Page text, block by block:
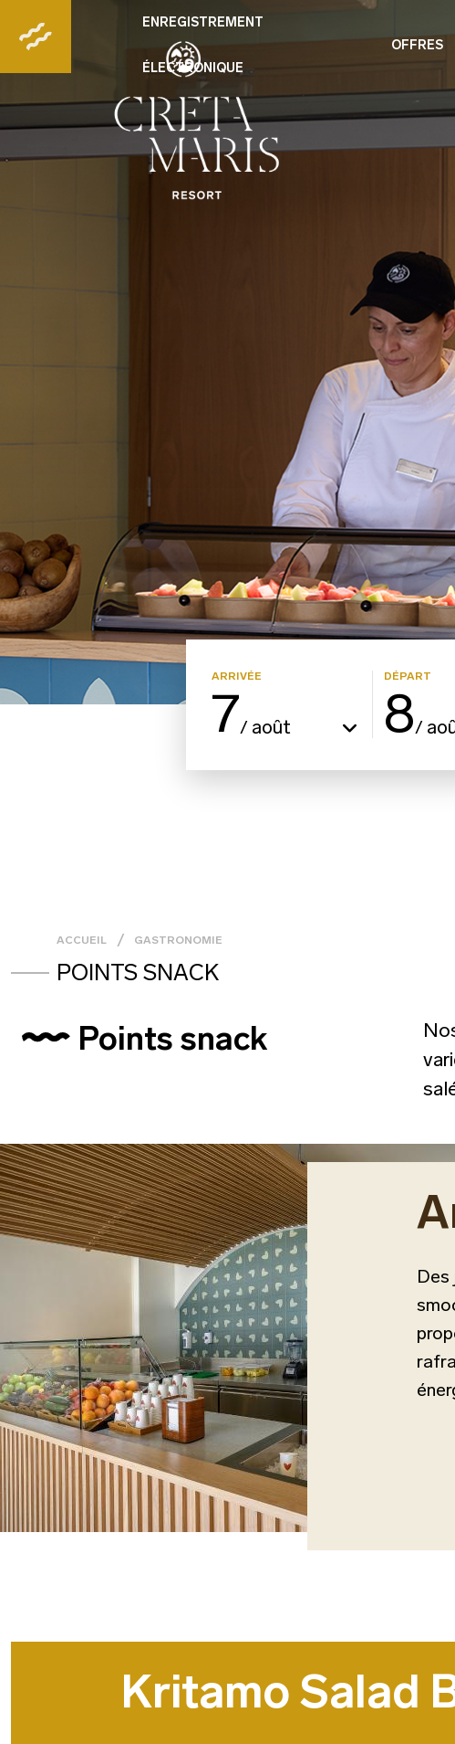
ENREGISTREMENT
ÉLECTRONIQUE
OFFRES
ARRIVÉE
7/ août
DÉPART
8/
ACCUEIL GASTRONOMIE
POINTS SNACK
Points snack
Des
Kritamo Salad